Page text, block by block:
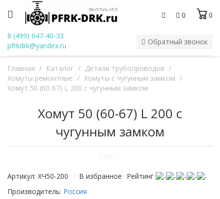
0 0
8 (499) 647-40-33
pfrkdrk@yandex.ru
Обратный звонок
Главная / Каталог / Детали трубопроводов /
Хомуты ремонтные / Хомуты с чугунным замком /
Хомут 50 (60-67) L 200 с чугунным замком
Хомут 50 (60-67) L 200 с
чугунным замком
Артикул: ХЧ50-200 В избранное
Рейтинг
Производитель: Россия